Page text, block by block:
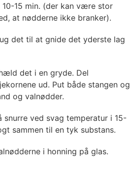
10-15 min. (der kan være stor
at nødderne ikke branker).
det til at gnide det yderste lag
det i en gryde. Del
ud. Put både stangen og
og valnødder.
snurre ved svag temperatur i 15-
sammen til en tyk substans.
i honning på glas.